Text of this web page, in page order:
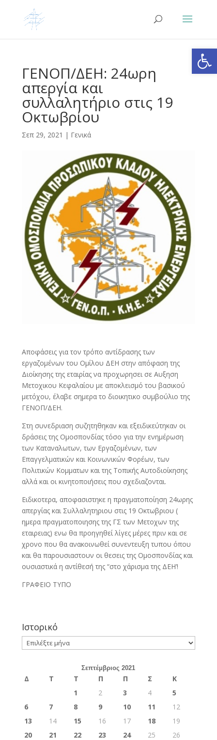
ΓΕΝΟΠ/ΔΕΗ: 24ωρη
απεργία και
συλλαλητήριο στις 19
Οκτωβρίου
Σεπ 29, 2021 | Γενικά
Αποφάσεις για τον τρόπο αντίδρασης των
εργαζομένων του Ομίλου ΔΕΗ στην απόφαση της
Διοίκησης της εταιρίας να προχωρησει σε Αυξηση
Μετοχικου Κεφαλαίου με αποκλεισμό του βασικού
μετόχου, έλαβε σημερα το διοικητικο συμβούλιο της
ΓΕΝΟΠ/ΔΕΗ.
Στη συνεδριαση συζητηθηκαν και εξειδικεύτηκαν οι
δράσεις της Ομοσπονδίας τόσο για την ενημέρωση
των Καταναλωτων, των Εργαζομένων, των
Επαγγελματικών και Κοινωνικών Φορέων, των
Πολιτικών Κομματων και της Τοπικής Αυτοδιοίκησης
αλλά και οι κινητοποιήσεις που σχεδιαζονται.
Ειδικοτερα, αποφασιστηκε η πραγματοποίηση 24ωρης
απεργίας και Συλλαλητηριου στις 19 Οκτωβριου (
ημερα πραγματοποιησης της ΓΣ των Μετοχων της
εταιρειας) ενω θα προηγηθεί λίγες μέρες πριν και σε
χρονο που θα ανακοινωθεί συνεντευξη τυπου όπου
και θα παρουσιαστουν οι θεσεις της Ομοσπονδίας και
ουσιαστικά η αντίθεσή της “στο χάρισμα της ΔΕΗ’!
ΓΡΑΦΕΙΟ ΤΥΠΟ
Ιστορικό
Ιστορικό
Σεπτέμβριος 2021
Δ Τ Τ Π Π Σ
Κ
1
2 3 4
5
6
7 8 9 10 11
12
13
14 15 16 17 18
19
20
21 22 23 24 25
26